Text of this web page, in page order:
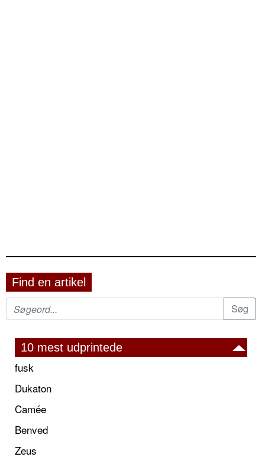
Find en artikel
10 mest udprintede
fusk
Dukaton
Camée
Benved
Zeus